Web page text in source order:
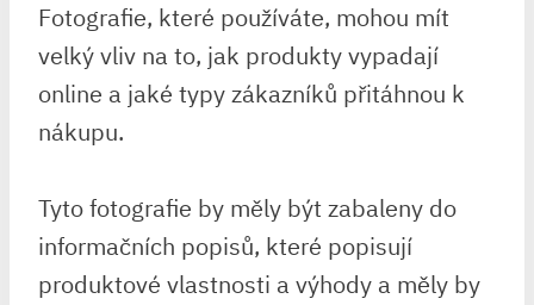
Fotografie, které používáte, mohou mít
velký vliv na to, jak produkty vypadají
online a jaké typy zákazníků přitáhnou k
nákupu.
Tyto fotografie by měly být zabaleny do
informačních popisů, které popisují
produktové vlastnosti a výhody a měly by